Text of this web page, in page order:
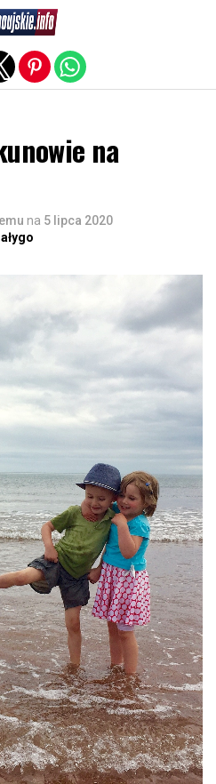
na
na 5 lipca 2020
version